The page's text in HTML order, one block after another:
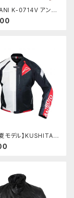
K-0714V アンフ
ド-VジャケットⅡ
モデル】KUSHITANI
ーコンテンドジャ